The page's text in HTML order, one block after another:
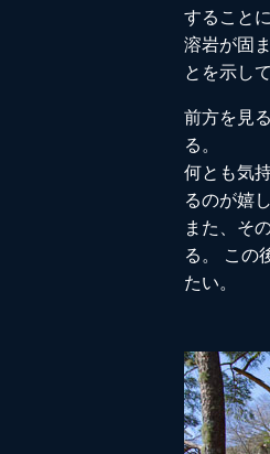
すること
溶岩が固
とを示し
前方を見
る。
何とも気
るのが嬉し
また、そ
る。 この
たい。